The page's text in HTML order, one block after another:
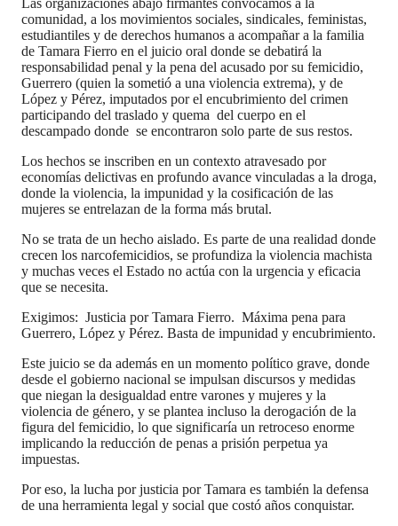
comunidad, a los movimientos sociales, sindicales, feministas,
estudiantiles y de derechos humanos a acompañar a la familia
de Tamara Fierro en el juicio oral donde se debatirá la
responsabilidad penal y la pena del acusado por su femicidio,
Guerrero (quien la sometió a una violencia extrema), y de
López y Pérez, imputados por el encubrimiento del crimen
participando del traslado y quema del cuerpo en el
descampado donde se encontraron solo parte de sus restos.
Los hechos se inscriben en un contexto atravesado por
economías delictivas en profundo avance vinculadas a la droga,
donde la violencia, la impunidad y la cosificación de las
mujeres se entrelazan de la forma más brutal.
No se trata de un hecho aislado. Es parte de una realidad donde
crecen los narcofemicidios, se profundiza la violencia machista
y muchas veces el Estado no actúa con la urgencia y eficacia
que se necesita.
Exigimos: Justicia por Tamara Fierro. Máxima pena para
Guerrero, López y Pérez. Basta de impunidad y encubrimiento.
Este juicio se da además en un momento político grave, donde
desde el gobierno nacional se impulsan discursos y medidas
que niegan la desigualdad entre varones y mujeres y la
violencia de género, y se plantea incluso la derogación de la
figura del femicidio, lo que significaría un retroceso enorme
implicando la reducción de penas a prisión perpetua ya
impuestas.
Por eso, la lucha por justicia por Tamara es también la defensa
de una herramienta legal y social que costó años conquistar.